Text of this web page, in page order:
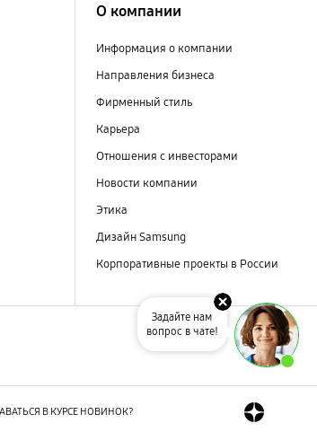
О компании
Информация о компании
Направления бизнеса
Фирменный стиль
Карьера
Отношения с инвесторами
Новости компании
Этика
Дизайн Samsung
Корпоративные проекты в России
В КУРСЕ НОВИНОК?
Задайте нам
вопрос в чате!